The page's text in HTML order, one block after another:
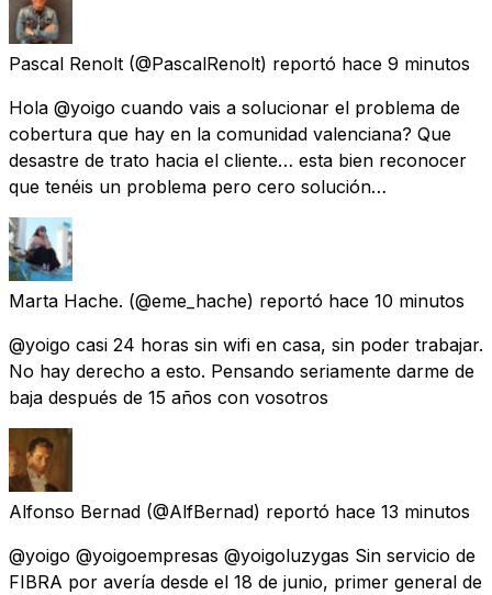
Pascal Renolt (@PascalRenolt) reportó hace 9 minutos
Hola @yoigo cuando vais a solucionar el problema de
cobertura que hay en la comunidad valenciana? Que
desastre de trato hacia el cliente… esta bien reconocer
que tenéis un problema pero cero solución…
Marta Hache. (@eme_hache) reportó hace 10 minutos
@yoigo casi 24 horas sin wifi en casa, sin poder trabajar.
No hay derecho a esto. Pensando seriamente darme de
baja después de 15 años con vosotros
Alfonso Bernad (@AlfBernad) reportó hace 13 minutos
@yoigo @yoigoempresas @yoigoluzygas Sin servicio de
FIBRA por avería desde el 18 de junio, primer general de